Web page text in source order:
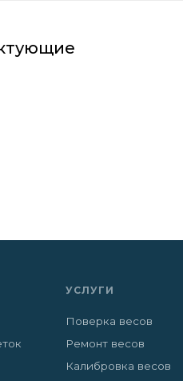
УСЛУГИ
Поверка весов
Ремонт весов
Калибровка весов